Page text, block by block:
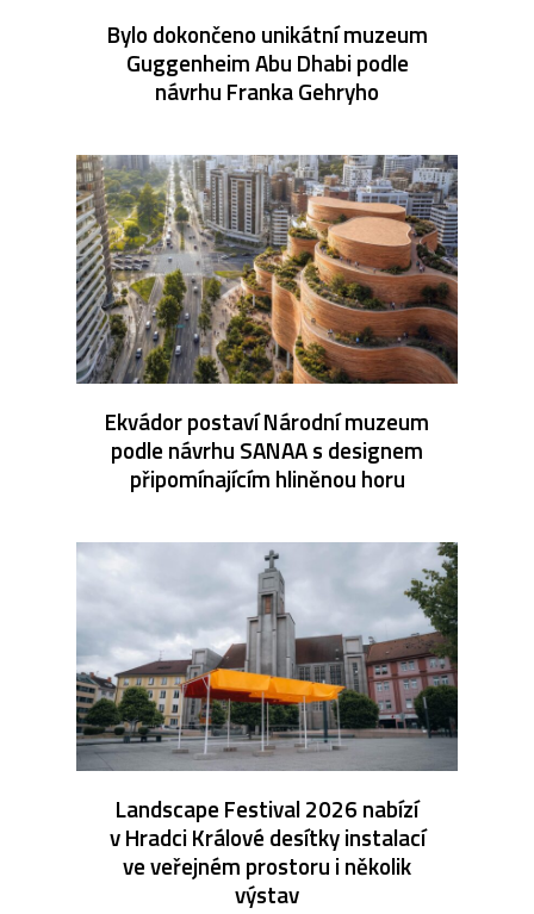
Bylo dokončeno unikátní muzeum
Guggenheim Abu Dhabi podle
návrhu Franka Gehryho
Ekvádor postaví Národní muzeum
podle návrhu SANAA s designem
připomínajícím hliněnou horu
Landscape Festival 2026 nabízí
v Hradci Králové desítky instalací
ve veřejném prostoru i několik
výstav